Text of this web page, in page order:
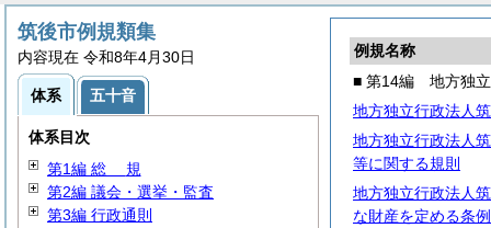
例規名称
■ 第14編 地方独
地方独立行政法人
地方独立行政法人
等に関する規則
地方独立行政法人
な財産を定める条例
筑後市例規類集
内容現在 令和8年4月30日
体系 五十音
体系目次
第1編 総 規
第2編 議会・選挙・監査
第3編 行政通則